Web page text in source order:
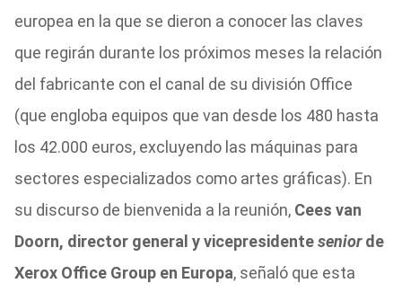
europea en la que se dieron a conocer las claves
que regirán durante los próximos meses la relación
del fabricante con el canal de su división Office
(que engloba equipos que van desde los 480 hasta
los 42.000 euros, excluyendo las máquinas para
sectores especializados como artes gráficas). En
su discurso de bienvenida a la reunión, Cees van
Doorn, director general y vicepresidenteseniorde
Xerox Office Group en Europa, señaló que esta